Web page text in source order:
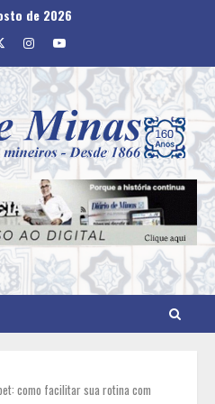
de 2026
Instagram
Youtube
como facilitar sua rotina com